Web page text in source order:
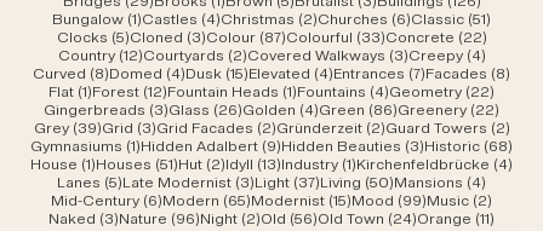
Bungalow (1)1 Beitrag
Castles (4)4 Beiträge
Christmas (2)2 Beiträge
Churches (6)6 Beiträge
Classic (51)
Clocks (5)5 Beiträge
Cloned (3)3 Beiträge
Colour (87)87 Beiträge
Colourful (33)33 Beiträge
Concrete (22)22
Country (12)12 Beiträge
Courtyards (2)2 Beiträge
Covered Walkways (3)3 Beiträge
Creepy (4)4
Curved (8)8 Beiträge
Domed (4)4 Beiträge
Dusk (15)15 Beiträge
Elevated (4)4 Beiträge
Entrances (7)7 Beiträge
Facades (8)
Flat (1)1 Beitrag
Forest (12)12 Beiträge
Fountain Heads (1)1 Beitrag
Fountains (4)4 Beiträge
Geometry (22)
Gingerbreads (3)3 Beiträge
Glass (26)26 Beiträge
Golden (4)4 Beiträge
Green (86)86 Beiträge
Greenery (22)
Grey (39)39 Beiträge
Grid (3)3 Beiträge
Grid Facades (2)2 Beiträge
Gründerzeit (2)2 Beiträge
Guard Towers (2)2
Gymnasiums (1)1 Beitrag
Hidden Adalbert (9)9 Beiträge
Hidden Beauties (3)3 Beiträge
Historic (68)
House (1)1 Beitrag
Houses (51)51 Beiträge
Hut (2)2 Beiträge
Idyll (13)13 Beiträge
Industry (1)1 Beitrag
Kirchenfeldbrücke (4)
Lanes (5)5 Beiträge
Late Modernist (3)3 Beiträge
Light (37)37 Beiträge
Living (50)50 Beiträge
Mansions (4)
Mid-Century (6)6 Beiträge
Modern (65)65 Beiträge
Modernist (15)15 Beiträge
Mood (99)99 Beiträge
Music (2)
Naked (3)3 Beiträge
Nature (96)96 Beiträge
Night (2)2 Beiträge
Old (56)56 Beiträge
Old Town (24)24 Beiträge
Orange (11)